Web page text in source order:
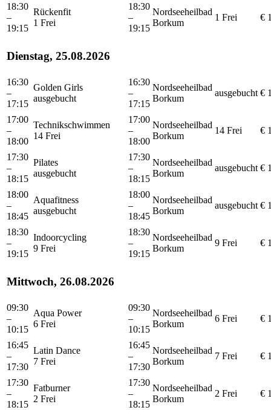
18:30
–
19:15
Rückenfit
1 Frei
18:30
–
19:15
Nordseeheilbad
Borkum
1 Frei €
Dienstag, 25.08.2026
16:30
–
17:15
Golden Girls
ausgebucht
16:30
–
17:15
Nordseeheilbad
Borkum
ausgebucht €
17:00
–
18:00
Technikschwimmen
14 Frei
17:00
–
18:00
Nordseeheilbad
Borkum
14 Frei €
17:30
–
18:15
Pilates
ausgebucht
17:30
–
18:15
Nordseeheilbad
Borkum
ausgebucht €
18:00
–
18:45
Aquafitness
ausgebucht
18:00
–
18:45
Nordseeheilbad
Borkum
ausgebucht €
18:30
–
19:15
Indoorcycling
9 Frei
18:30
–
19:15
Nordseeheilbad
Borkum
9 Frei €
Mittwoch, 26.08.2026
09:30
–
10:15
Aqua Power
6 Frei
09:30
–
10:15
Nordseeheilbad
Borkum
6 Frei €
16:45
–
17:30
Latin Dance
7 Frei
16:45
–
17:30
Nordseeheilbad
Borkum
7 Frei €
17:30
–
18:15
Fatburner
2 Frei
17:30
–
18:15
Nordseeheilbad
Borkum
2 Frei €